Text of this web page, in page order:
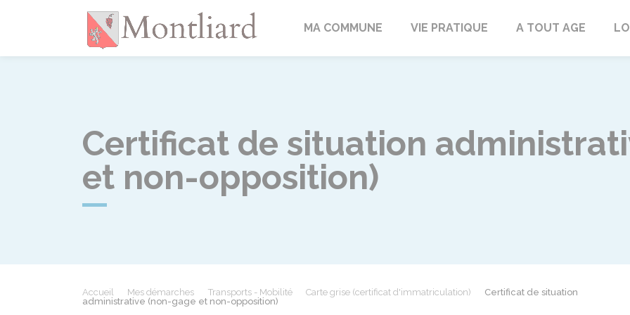
MontliardMA COMMUNE VIE PRATIQUE A TOUT AGE
Certificat de situation
et non-opposition)
Accueil Mes démarches Transports - Mobilité Carte grise (certificat d'immatriculation)
Certificat de situation
administrative (non-gage et non-opposition)